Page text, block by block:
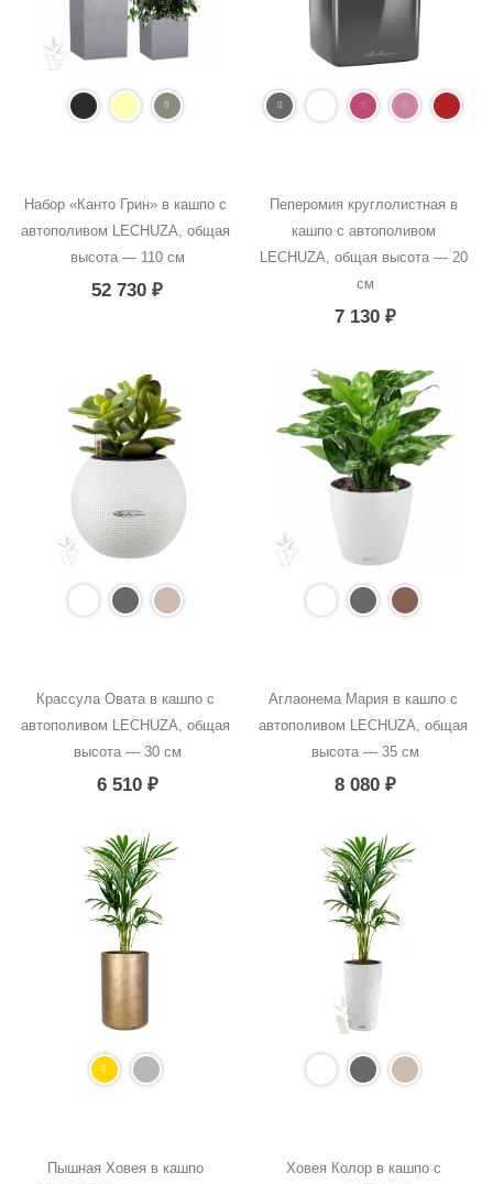
Набор «Канто Грин» в кашпо с
автополивом LECHUZA, общая
высота — 110 см
52 730₽
Пеперомия круглолистная в
кашпо с автополивом
LECHUZA, общая высота — 20
см
7 130₽
Крассула Овата в кашпо с
автополивом LECHUZA, общая
высота — 30 см
6 510 ₽
Аглаонема Мария в кашпо с
автополивом LECHUZA, общая
высота — 35 см
8 080₽
Пышная Ховея в кашпо
Ховея Колор в кашпо с